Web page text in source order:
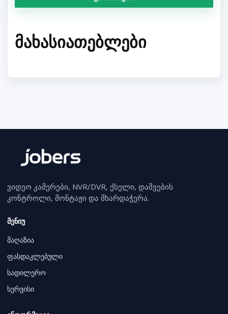
ᲛᲐᲮᲐᲡᲘᲐᲗᲔᲑᲚᲔᲑᲘ
ვიდეო კამერები, NVR/DVR, ქსელი, დაშვების
კონტროლი, მონტაჟი და მხარდაჭერა.
მენიუ
მაღაზია
ფასდაკლებული
სადილერო
სერვისი